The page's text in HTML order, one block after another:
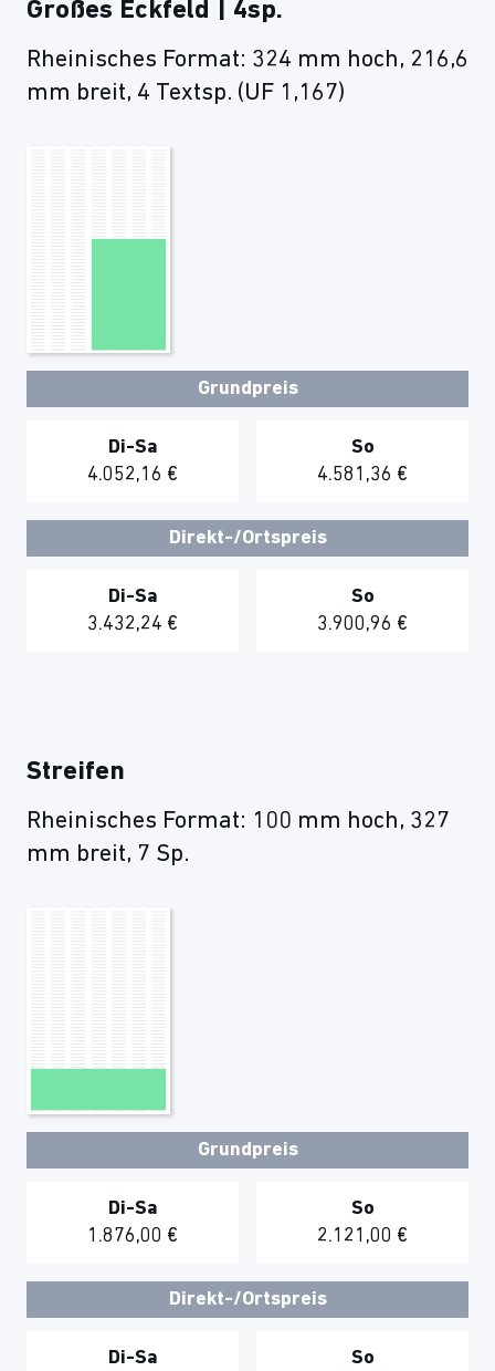
Großes Eckfeld | 4sp.
Rheinisches Format: 324 mm hoch, 216,6
mm breit, 4 Textsp. (UF 1,167)
Grundpreis
Di-Sa
4.052,16 €
So
4.581,36 €
Direkt-/Ortspreis
Di-Sa
3.432,24 €
So
3.900,96 €
Streifen
Rheinisches Format: 100 mm hoch, 327
mm breit, 7 Sp.
Grundpreis
Di-Sa
1.876,00 €
So
2.121,00 €
Direkt-/Ortspreis
Di-Sa
So